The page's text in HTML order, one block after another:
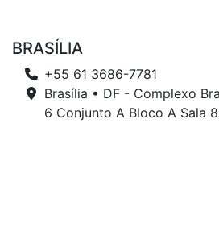
BRASÍLIA
+55 61 3686-7781
Brasília • DF - Complexo
6 Conjunto A Bloco A Sala